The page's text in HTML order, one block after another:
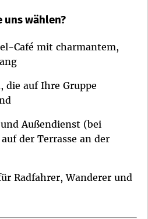
uns wählen?
Café mit charmantem,
die auf Ihre Gruppe
Außendienst (bei
der Terrasse an der
Radfahrer, Wanderer und